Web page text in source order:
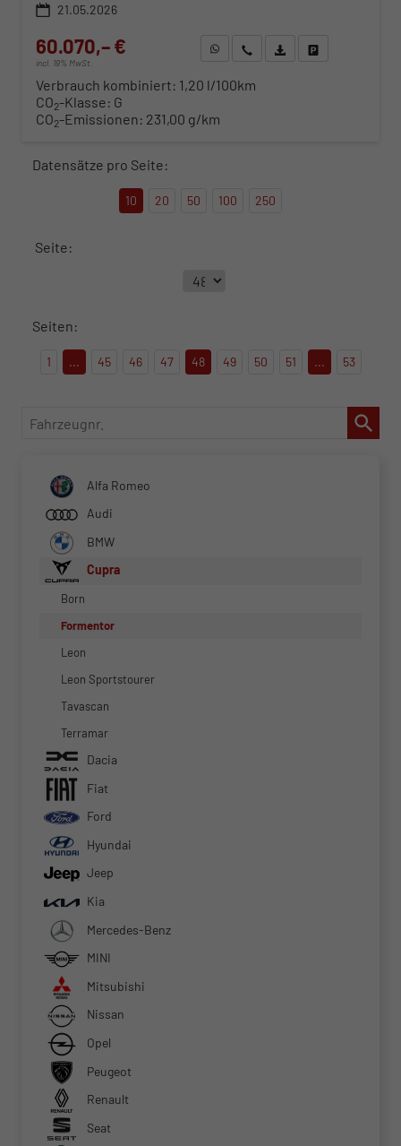
21.05.2026
60.070,– €
incl. 19% MwSt.
WhatsApp anfragen
Wir rufen Sie anFahrzeugexposé (PDF)
Verbrauch kombiniert: 1,20 l/100km
CO2-Klasse: G
CO2-Emissionen: 231,00 g/km
Datensätze pro Seite:
10 20 50 100 250
Seite:
Seiten:
1 ... 45 46 47 48 49 50 51 ... 53
Fahrzeugnr.
Alfa Romeo
Audi
BMW
Cupra
Born
Formentor
Leon
Leon Sportstourer
Tavascan
Terramar
Dacia
Fiat
Ford
Hyundai
Jeep
Kia
Mercedes-Benz
MINI
Mitsubishi
Nissan
Opel
Peugeot
Renault
Seat